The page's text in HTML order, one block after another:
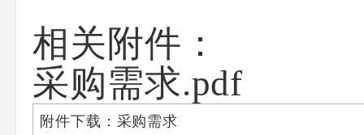
相关附件：
采购需求.pdf
附件下载：采购需求